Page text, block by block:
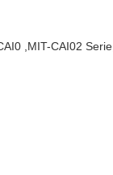
,MIT-CAI02 Serie,